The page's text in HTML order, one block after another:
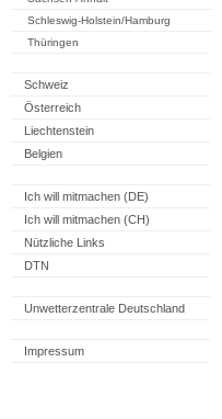
Schleswig-Holstein/Hamburg
Thüringen
Schweiz
Österreich
Liechtenstein
Belgien
Ich will mitmachen (DE)
Ich will mitmachen (CH)
Nützliche Links
DTN
Unwetterzentrale Deutschland
Impressum